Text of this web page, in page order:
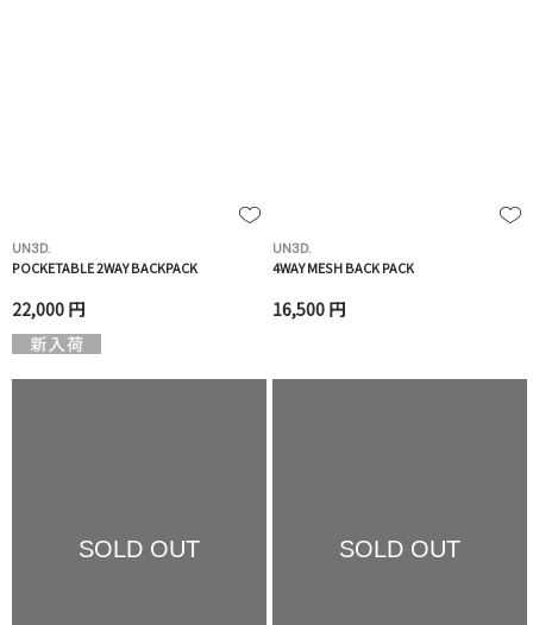
UN3D.
POCKETABLE 2WAY BACKPACK
22,000 円
UN3D.
4WAY MESH BACK PACK
16,500 円
SOLD OUT SOLD OUT